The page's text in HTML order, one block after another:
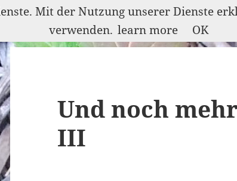
Und noch
III
Mit der Nutzung unserer Dienste
verwenden. learn more OK